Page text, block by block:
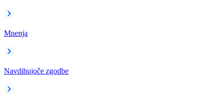
Mnenja
Navdihujoče zgodbe